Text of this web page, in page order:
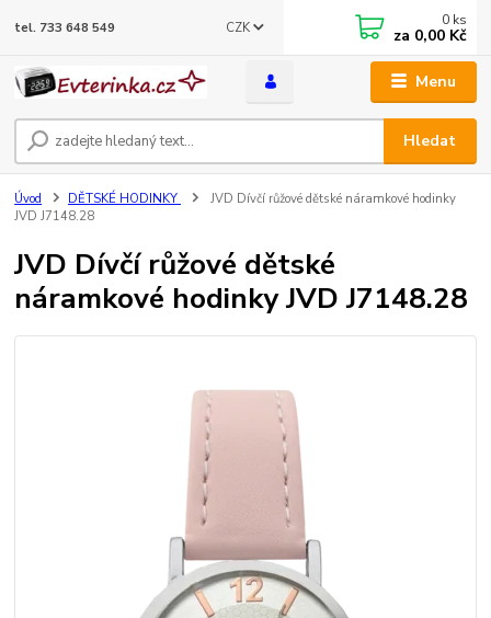
Menu
CZK
Hledat
tel. 733 648 549 0 ks
za 0,00 Kč
Úvod DĚTSKÉ HODINKY
JVD Dívčí růžové dětské náramkové hodinky
JVD J7148.28
JVD Dívčí růžové dětské
náramkové hodinky JVD J7148.28